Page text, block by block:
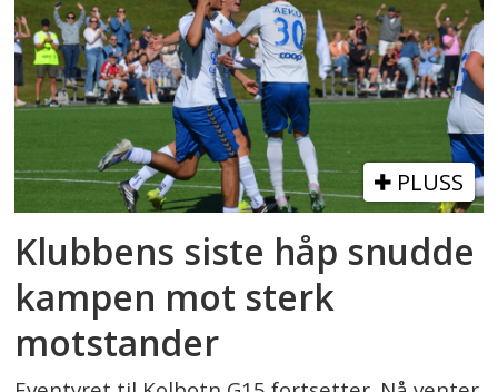
PLUSS
Klubbens siste håp snudde
kampen mot sterk
motstander